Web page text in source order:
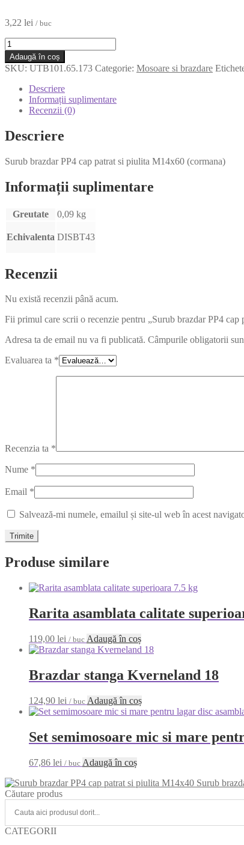
3,22 lei / buc
Adaugă în coș
SKU: UTB101.65.173 Categorie: Mosoare si brazdare
Descriere
Informații suplimentare
Recenzii (0)
Descriere
Surub brazdar PP4 cap patrat si piulita M14x60 (cormana)
Informații suplimentare
Greutate 0,09 kg
Echivalenta DISBT43
Recenzii
Nu există recenzii până acum.
Fii primul care scrii o recenzie pentru „Surub brazdar PP4
Adresa ta de email nu va fi publicată. Câmpurile obligatorii
Evaluarea ta *
Recenzia ta *
Nume *
Email *
Salvează-mi numele, emailul și site-ul web în acest
Produse similare
Rarita asamblata calitate
119,00 lei / buc Adaugă în coș
Brazdar stanga Kverneland 18
124,90 lei / buc Adaugă în coș
Set semimosoare mic si mare
67,86 lei / buc Adaugă în coș
Surub
Căutare produs
CATEGORII